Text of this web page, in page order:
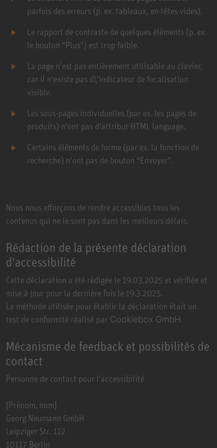
parfois des erreurs (p. ex. tableaux, en-têtes vides).
Le rapport de contraste de quelques éléments (p. ex.
le bouton "Plus") est trop faible.
La page n'est pas entièrement utilisable au clavier,
car il n'existe pas d\'indicateur de focalisation
visible.
Les sous-pages individuelles (par ex. les pages de
produits) n'ont pas d'attribut HTML language.
Certains éléments de forme (par ex. la fonction de
recherche) n'ont pas de bouton "Envoyer".
Nous nous efforçons de rendre accessibles tous les
contenus qui ne le sont pas dans les meilleurs délais.
Rédaction de la présente déclaration
d'accessibilité
Cette déclaration a été rédigée le 19.03.2025 et vérifiée et
mise à jour pour la dernière fois le 19.3.2025.
La méthode utilisée pour établir la déclaration était un
test de conformité réalisé par Cookiebox GmbH.
Mécanisme de feedback et possibilités de
contact
Personne de contact pour l'accessibilité
[Prénom, nom]
Georg Neumann GmbH
Leipziger Str. 112
10117 Berlin